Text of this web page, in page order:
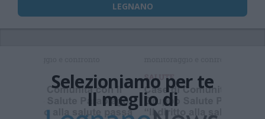
LEGNANO
Selezioniamo per te
Il meglio di